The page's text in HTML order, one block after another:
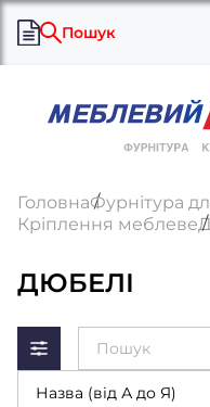
Пошук
ГоловнаФурнітура
Кріплення меблеве
ДЮБЕЛІ
Назва (від А до Я)